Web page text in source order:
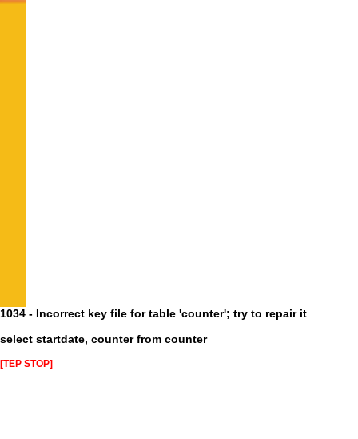
1034 - Incorrect key file for table 'counter'; try to repair it
select startdate, counter from counter
[TEP STOP]